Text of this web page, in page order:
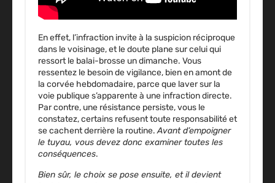
En effet, l’infraction invite à la suspicion réciproque
dans le voisinage, et le doute plane sur celui qui
ressort le balai-brosse un dimanche. Vous
ressentez le besoin de vigilance, bien en amont de
la corvée hebdomadaire, parce que laver sur la
voie publique s’apparente à une infraction directe.
Par contre, une résistance persiste, vous le
constatez, certains refusent toute responsabilité et
se cachent derrière la routine.Avant d’empoigner
le tuyau, vous devez donc examiner toutes les
conséquences.
Bien sûr, le choix se pose ensuite, et il devient